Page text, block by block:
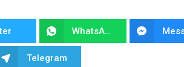
WhatsApp
Telegram